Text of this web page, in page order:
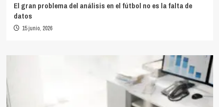
El gran problema del análisis en el fútbol no es la falta de
datos
15 junio, 2026